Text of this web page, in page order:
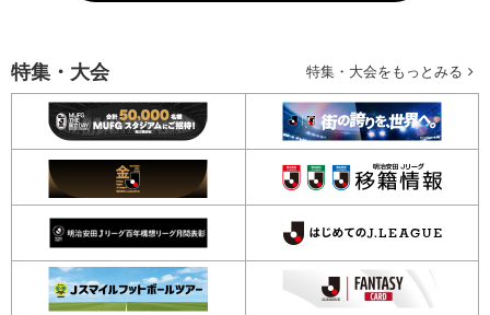
特集・大会 特集・大会をもっとみる